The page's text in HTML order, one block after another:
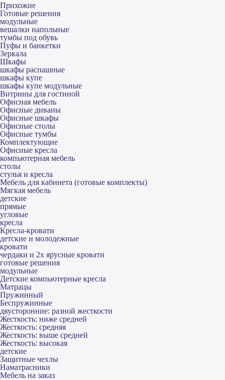
Прихожие
Готовые решения
модульные
вешалки напольные
тумбы под обувь
Пуфы и банкетки
Зеркала
Шкафы
шкафы распашные
шкафы купе
шкафы купе модульные
Витрины для гостиной
Офисная мебель
Офисные диваны
Офисные шкафы
Офисные столы
Офисные тумбы
Комплектующие
Офисные кресла
компьютерная мебель
столы
стулья и кресла
Мебель для кабинета (готовые комплекты)
Мягкая мебель
детские
прямые
угловые
кресла
Кресла-кровати
детские и молодежные
кровати
чердаки и 2х ярусные кровати
готовые решения
модульные
Детские компьютерные кресла
Матрацы
Пружинный
Беспружинные
двусторонние: разной жесткости
Жесткость: ниже средней
Жесткость: средняя
Жесткость: выше средней
Жесткость: высокая
детские
Защитные чехлы
Наматрасники
Мебель на заказ